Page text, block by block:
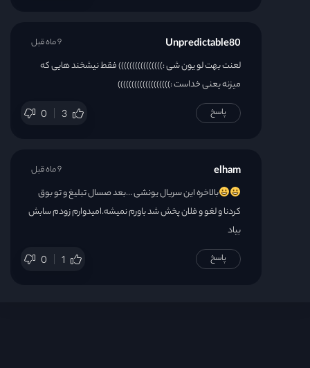
Unpredictable80
لعنت بهت لو یون شی :)))))))))))))))) فقط نیشخند هایی که
میزنه یعنی خداست :)))))))))))))))))))
0 3
9 ماه قبل
پاسخ
elham
بالاخره این سریال یونشی …بعد صسال تبلیغ و تو بوق
کردنا و لغو و فلان پخش شد باورم نمیشه.امیدوارم زودم سابش
بیاد
0 1
9 ماه قبل
پاسخ